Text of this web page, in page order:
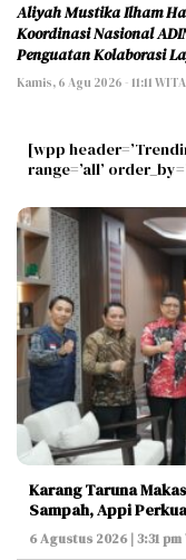
Aliyah Mustika Ilham
Koordinasi Nasional
Penguatan Kolaborasi
Kamis, 6 Agu 2026 - 11:11 WITA
[wpp
range=’all’
Karang Taruna
Sampah, Appi
6 Agustus 2026 | 3:31 pm